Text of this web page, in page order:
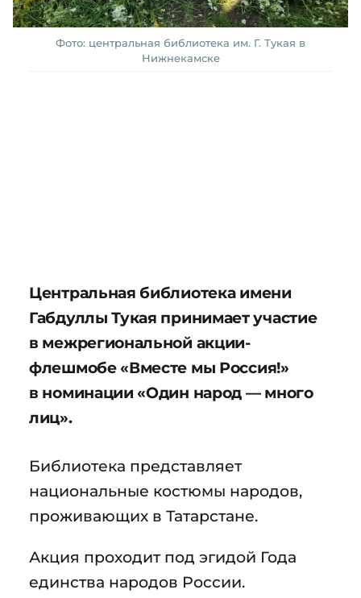
Фото: центральная библиотека им. Г. Тукая в
Нижнекамске
Центральная библиотека имени
Габдуллы Тукая принимает участие
в межрегиональной акции-
флешмобе «Вместе мы Россия!»
в номинации «Один народ — много
лиц».
Библиотека представляет
национальные костюмы народов,
проживающих в Татарстане.
Акция проходит под эгидой Года
единства народов России.